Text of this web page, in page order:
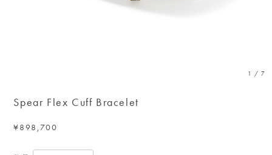
1 /7
Spear Flex Cuff Bracelet
¥898,700